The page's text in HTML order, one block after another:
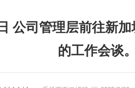
公司管理层前往新
的工作会谈。